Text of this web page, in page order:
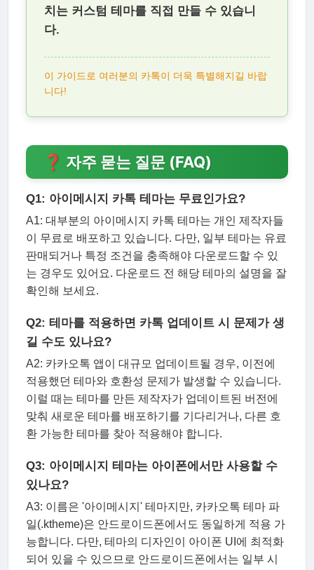
치는 커스텀 테마를 직접 만들 수 있습니
다.
이 가이드로 여러분의 카톡이 더욱 특별해지길 바랍
니다!
❓ 자주 묻는 질문 (FAQ)
Q1: 아이메시지 카톡 테마는 무료인가요?
A1: 대부분의 아이메시지 카톡 테마는 개인 제작자들
이 무료로 배포하고 있습니다. 다만, 일부 테마는 유료
판매되거나 특정 조건을 충족해야 다운로드할 수 있
는 경우도 있어요. 다운로드 전 해당 테마의 설명을 잘
확인해 보세요.
Q2: 테마를 적용하면 카톡 업데이트 시 문제가 생
길 수도 있나요?
A2: 카카오톡 앱이 대규모 업데이트될 경우, 이전에
적용했던 테마와 호환성 문제가 발생할 수 있습니다.
이럴 때는 테마를 만든 제작자가 업데이트된 버전에
맞춰 새로운 테마를 배포하기를 기다리거나, 다른 호
환 가능한 테마를 찾아 적용해야 합니다.
Q3: 아이메시지 테마는 아이폰에서만 사용할 수
있나요?
A3: 이름은 '아이메시지' 테마지만, 카카오톡 테마 파
일(.ktheme)은 안드로이드폰에서도 동일하게 적용 가
능합니다. 다만, 테마의 디자인이 아이폰 UI에 최적화
되어 있을 수 있으므로 안드로이드폰에서는 일부 시